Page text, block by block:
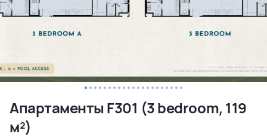
Апартаменты F301 (3 bedroom, 119
м²)